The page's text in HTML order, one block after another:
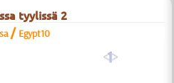
tyylissä 2
/ Egypt10
a